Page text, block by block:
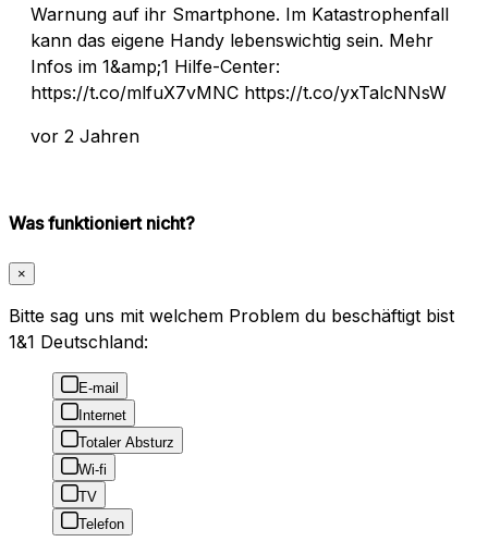
Warnung auf ihr Smartphone. Im Katastrophenfall
kann das eigene Handy lebenswichtig sein. Mehr
Infos im 1&amp;1 Hilfe-Center:
https://t.co/mlfuX7vMNC https://t.co/yxTalcNNsW
vor 2 Jahren
Was funktioniert nicht?
×
Bitte sag uns mit welchem Problem du beschäftigt bist
1&1 Deutschland:
E-mail
Internet
Totaler Absturz
Wi-fi
TV
Telefon